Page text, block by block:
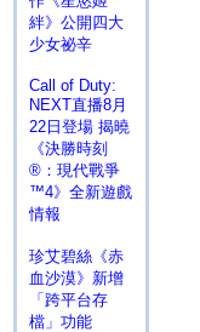
絆》公開四大
少女祕辛
Call of Duty:
NEXT直播8月
22日登場 揭曉
《決勝時刻
®：現代戰爭
™4》全新遊戲
情報
珍艾碧絲《赤
血沙漠》新增
「跨平台存
檔」功能